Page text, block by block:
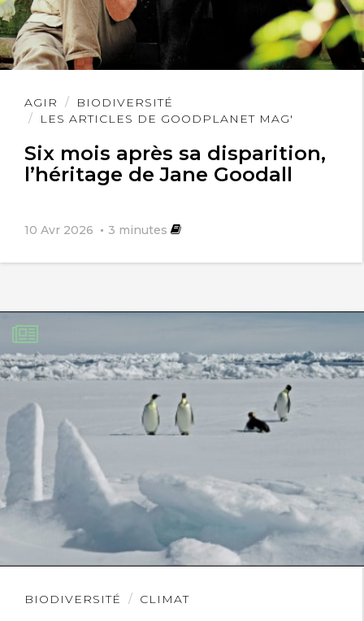
AGIR
BIODIVERSITÉ
LES ARTICLES DE GOODPLANET MAG'
Six mois après sa disparition,
l’héritage de Jane Goodall
10 Avr 2026 3 minutes
Lire
l'article
BIODIVERSITÉ CLIMAT
Lire